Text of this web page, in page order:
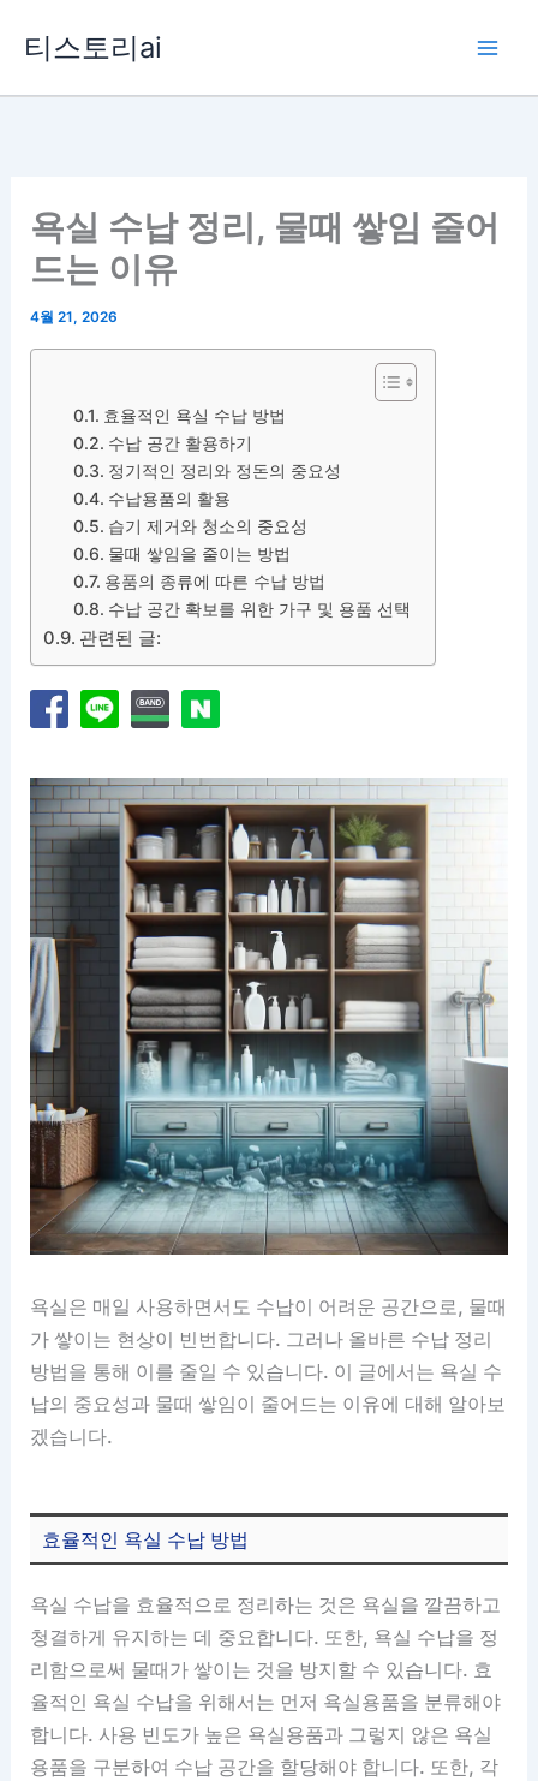
티스토리ai
욕실 수납 정리, 물때 쌓임 줄어
드는 이유
4월 21, 2026
효율적인 욕실 수납 방법
수납 공간 활용하기
정기적인 정리와 정돈의 중요성
수납용품의 활용
습기 제거와 청소의 중요성
물때 쌓임을 줄이는 방법
용품의 종류에 따른 수납 방법
수납 공간 확보를 위한 가구 및 용품 선택
관련된 글:
욕실은 매일 사용하면서도 수납이 어려운 공간으로, 물때
가 쌓이는 현상이 빈번합니다. 그러나 올바른 수납 정리
방법을 통해 이를 줄일 수 있습니다. 이 글에서는 욕실 수
납의 중요성과 물때 쌓임이 줄어드는 이유에 대해 알아보
겠습니다.
효율적인 욕실 수납 방법
욕실 수납을 효율적으로 정리하는 것은 욕실을 깔끔하고
청결하게 유지하는 데 중요합니다. 또한, 욕실 수납을 정
리함으로써 물때가 쌓이는 것을 방지할 수 있습니다. 효
율적인 욕실 수납을 위해서는 먼저 욕실용품을 분류해야
합니다. 사용 빈도가 높은 욕실용품과 그렇지 않은 욕실
용품을 구분하여 수납 공간을 할당해야 합니다. 또한, 각